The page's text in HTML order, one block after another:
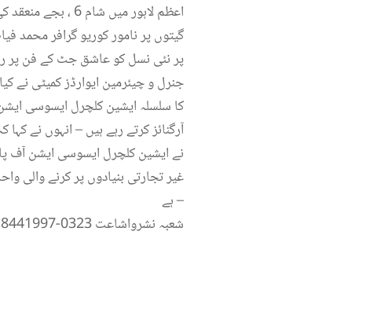
اعظم لاہور میں
گیتوں پر نامور کوریو گرافر
پر نئی نسل کو عاشق جٹ کے فن پر
جنرل و چیئرمین ایوارڈز کمیٹی نے
کا سلسلہ ایشین کلچرل ایسوسی
آرگنائز کرتے رہے ہیں – انہوں نے
ہے –
شعبہ نشرواشاعت 0323-8441997